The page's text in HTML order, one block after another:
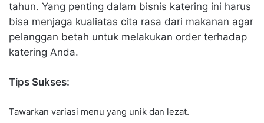
tahun. Yang penting dalam bisnis katering ini harus
bisa menjaga kualiatas cita rasa dari makanan agar
pelanggan betah untuk melakukan order terhadap
katering Anda.
Tips Sukses:
Tawarkan variasi menu yang unik dan lezat.